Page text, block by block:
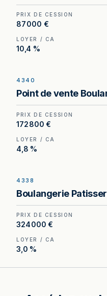
PRIX DE CESSION
87 000 €
LOYER / CA
10,4 %
Boulangerie à
Numéro 1, activité en
4340
Point de vente
PRIX DE CESSION
172 800 €
LOYER / CA
4,8 %
Boulangerie à Riom
minute devant la
4338
Boulangerie
PRIX DE CESSION
324 000 €
LOYER / CA
3,0 %